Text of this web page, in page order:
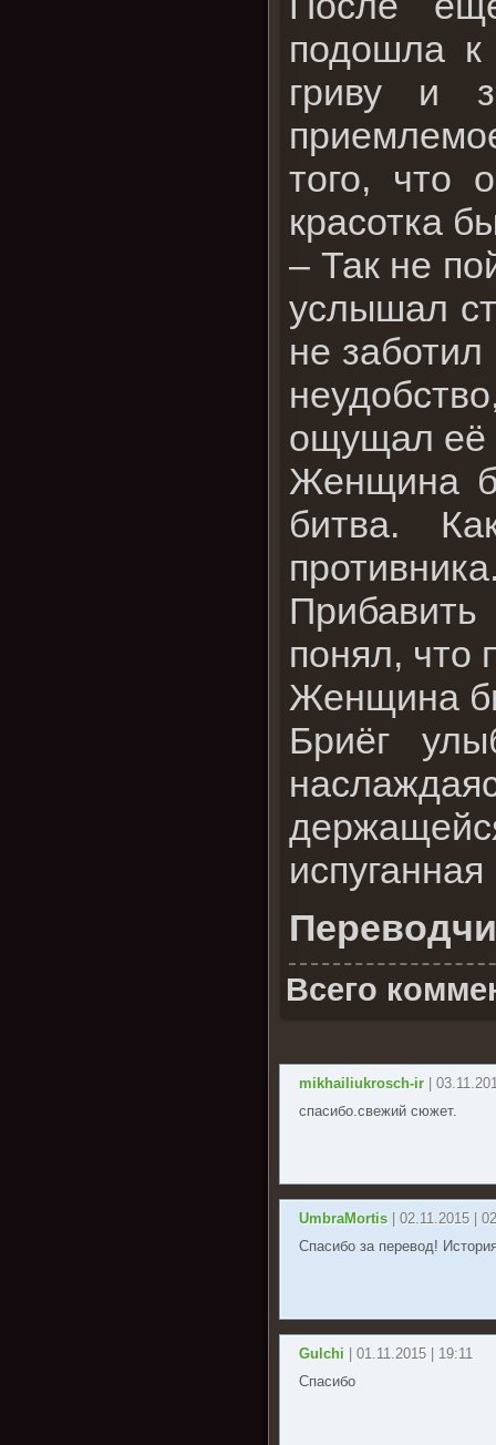
подошла к
гриву и
того, что
красотка
– Так не
услышал
не
ощущал её
Женщина
битва.
понял, что
Женщина
Бриёг
Всего
mikhailiukrosch-ir |
спасибо.свежий сюжет.
UmbraMortis | 02.11.2015 |
Спасибо за перевод!
Gulchi | 01.11.2015 | 19:11
Спасибо